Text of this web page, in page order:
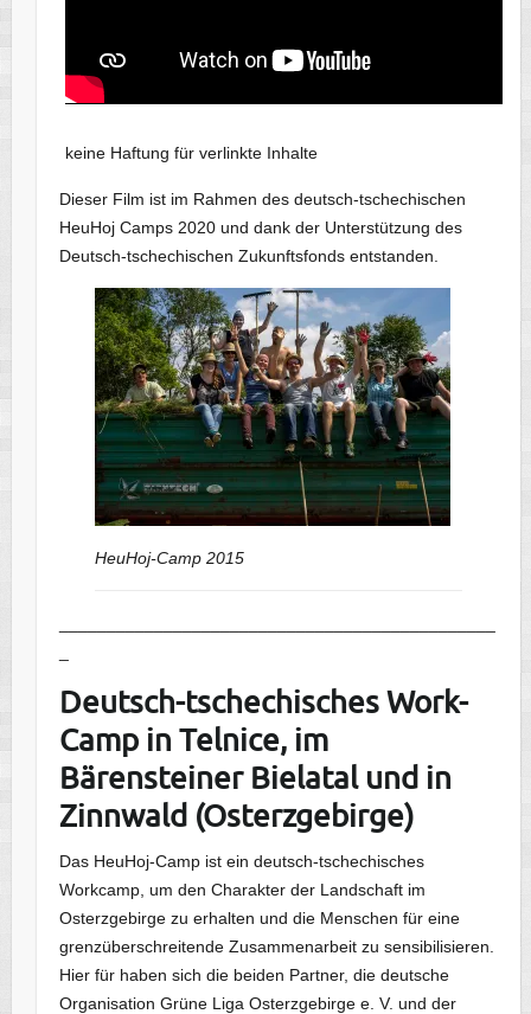
keine Haftung für verlinkte Inhalte
Dieser Film ist im Rahmen des deutsch-tschechischen
HeuHoj Camps 2020 und dank der Unterstützung des
Deutsch-tschechischen Zukunftsfonds entstanden.
HeuHoj-Camp 2015
Deutsch-tschechisches Work-
Camp in Telnice, im
Bärensteiner Bielatal und in
Zinnwald (Osterzgebirge)
Das HeuHoj-Camp ist ein deutsch-tschechisches
Workcamp, um den Charakter der Landschaft im
Osterzgebirge zu erhalten und die Menschen für eine
grenzüberschreitende Zusammenarbeit zu sensibilisieren.
Hier für haben sich die beiden Partner, die deutsche
Organisation Grüne Liga Osterzgebirge e. V. und der